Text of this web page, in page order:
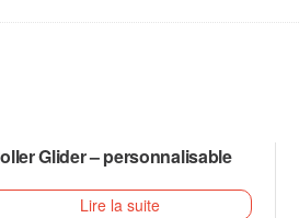
Glider – personnalisable
Lire la suite